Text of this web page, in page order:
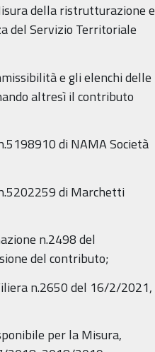
della ristrutturazione e
del Servizio Territoriale
e gli elenchi delle
altresì il contributo
di NAMA Società
di Marchetti
n.2498 del
del contributo;
n.2650 del 16/2/2021,
per la Misura,